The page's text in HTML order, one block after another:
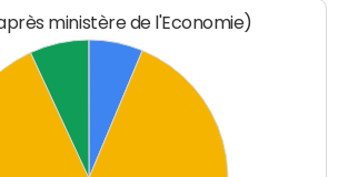
ministère de l'Economie)